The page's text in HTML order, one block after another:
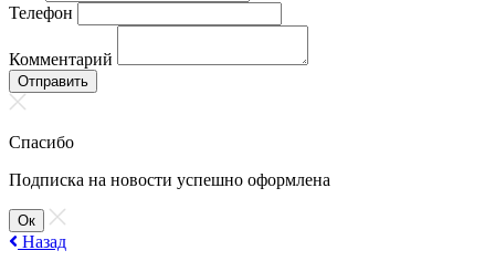
Телефон
Комментарий
Отправить
Спасибо
Подписка на новости успешно оформлена
Ок
Назад